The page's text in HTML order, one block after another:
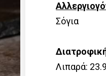
Σόγια
Λιπαρά: